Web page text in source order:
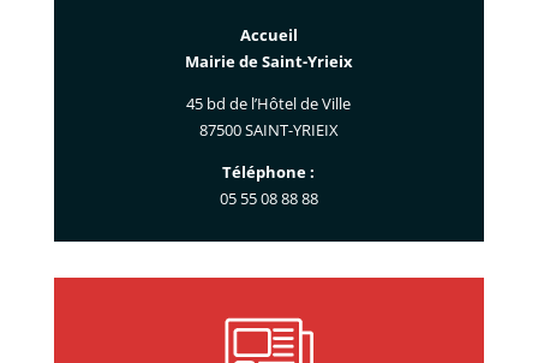
Accueil
Mairie de Saint-Yrieix
45 bd de l’Hôtel de Ville
87500 SAINT-YRIEIX
Téléphone :
05 55 08 88 88